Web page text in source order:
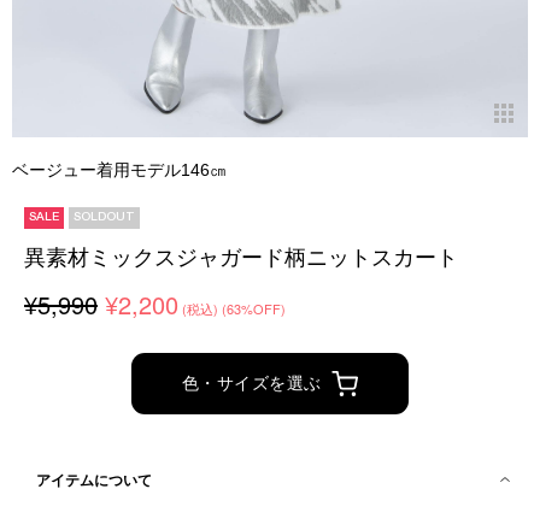
ベージュー着用モデル146㎝
SALE SOLDOUT
異素材ミックスジャガード柄ニットスカート
¥5,990 ¥2,200 (税込) (63%OFF)
色・サイズを選ぶ
アイテムについて